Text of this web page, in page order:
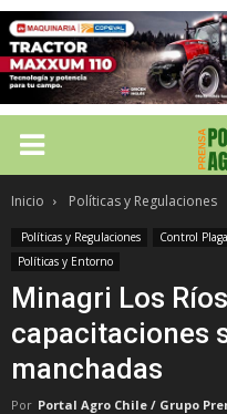
Inicio Políticas y Regulaciones
Políticas y Regulaciones Control
Políticas y Entorno
Minagri Los
capacitaciones
manchadas
Por Portal Agro Chile / Grupo